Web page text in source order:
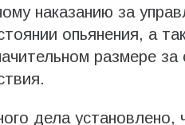
наказанию за
опьянения, а
размере за
дела установлено,